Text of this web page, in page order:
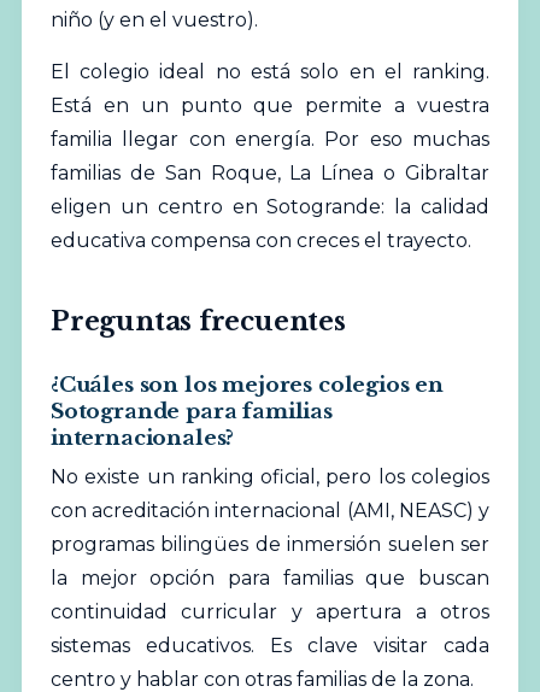
niño (y en el vuestro).
El colegio ideal no está solo en el ranking.
Está en un punto que permite a vuestra
familia llegar con energía. Por eso muchas
familias de San Roque, La Línea o Gibraltar
eligen un centro en Sotogrande: la calidad
educativa compensa con creces el trayecto.
Preguntas frecuentes
¿Cuáles son los mejores colegios en
Sotogrande para familias
internacionales?
No existe un ranking oficial, pero los colegios
con acreditación internacional (AMI, NEASC) y
programas bilingües de inmersión suelen ser
la mejor opción para familias que buscan
continuidad curricular y apertura a otros
sistemas educativos. Es clave visitar cada
centro y hablar con otras familias de la zona.